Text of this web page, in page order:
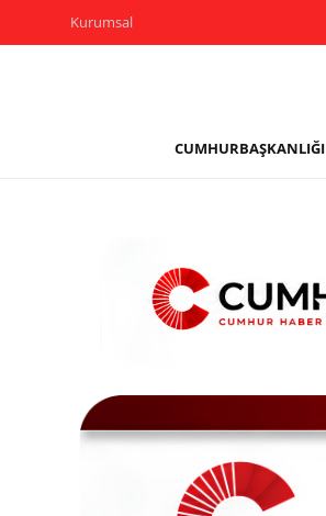
Kurumsal
CUMHURBAŞKANLIĞI
Yerel Yönetimler